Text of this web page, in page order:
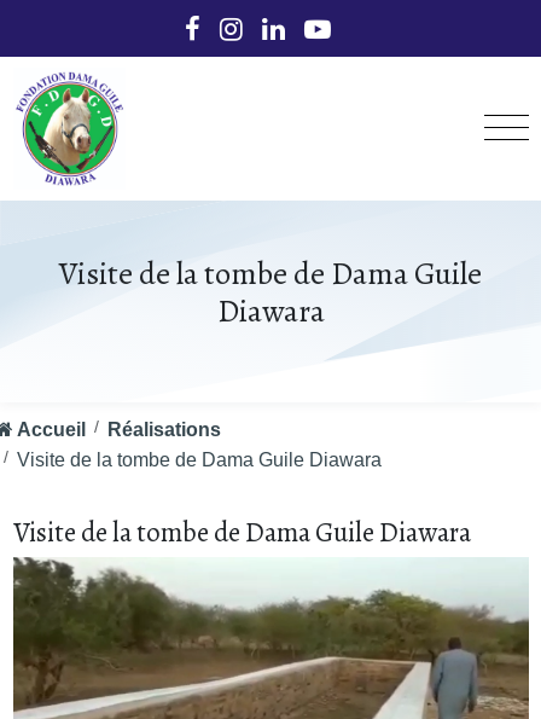
Visite de la tombe de Dama Guile
Diawara
Accueil
Réalisations
Visite de la tombe de Dama Guile Diawara
Visite de la tombe de Dama Guile Diawara